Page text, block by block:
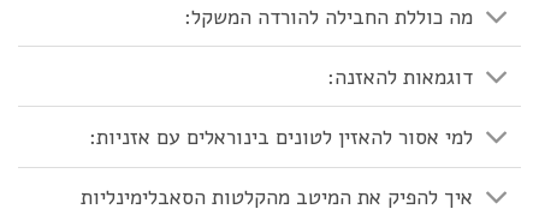
מה כוללת החבילה להורדה המשקל:
דוגמאות להאזנה:
למי אסור להאזין לטונים בינוראלים עם אזניות:
איך להפיק את המיטב מהקלטות הסאבלימינליות